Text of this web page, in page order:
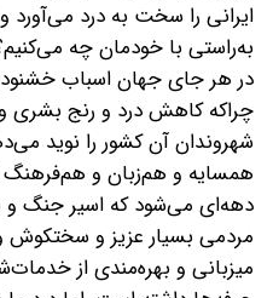
ایرانی را سخت به درد
به‌راستی با خودمان چه
در هر جای جهان اسباب
چراکه کاهش درد و رنج بشری
شهروندان آن کشور را نوید
همسایه و هم‌زبان و هم‌فرهنگ
دهه‌ای می‌شود که اسیر جنگ و
مردمی بسیار عزیز و سختکوش
میزبانی و بهره‌مندی از